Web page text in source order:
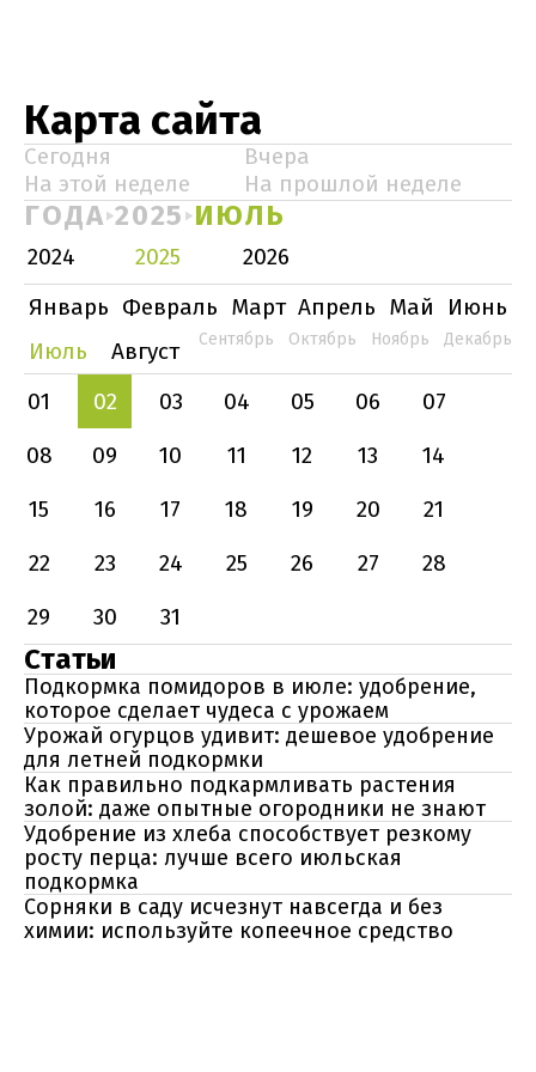
Карта сайта
Сегодня
Вчера
На этой неделе
На прошлой неделе
ГОДА 2025 ИЮЛЬ
2024 2025
2026
Январь Февраль Март Апрель Май
Июнь
Июль
Август Сентябрь Октябрь Ноябрь Декабрь
01 02 03 04 05 06
07
08
09 10 11 12 13
14
15
16 17 18 19 20
21
22
23 24 25 26 27
28
29
30 31
Статьи
Подкормка помидоров в июле: удобрение,
которое сделает чудеса с урожаем
Урожай огурцов удивит: дешевое удобрение
для летней подкормки
Как правильно подкармливать растения
золой: даже опытные огородники не знают
Удобрение из хлеба способствует резкому
росту перца: лучше всего июльская
подкормка
Сорняки в саду исчезнут навсегда и без
химии: используйте копеечное средство